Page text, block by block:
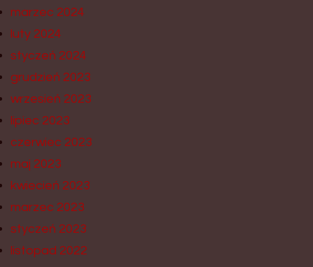
marzec 2024
luty 2024
styczeń 2024
grudzień 2023
wrzesień 2023
lipiec 2023
czerwiec 2023
maj 2023
kwiecień 2023
marzec 2023
styczeń 2023
listopad 2022